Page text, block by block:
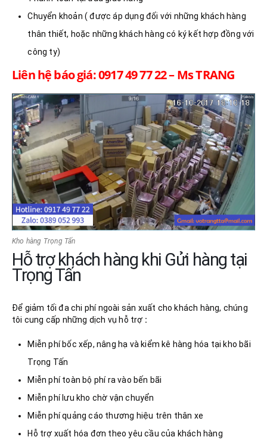
Chuyển khoản ( được áp dụng đối với những khách hàng
thân thiết, hoặc những khách hàng có ký kết hợp đồng với
công ty)
Liên hệ báo giá: 0917 49 77 22 – Ms TRANG
Kho hàng Trọng Tấn
Hỗ trợ khách hàng khi Gửi hàng tại
Trọng Tấn
Để giảm tối đa chi phí ngoài sản xuất cho khách hàng, chúng
tôi cung cấp những dịch vụ hỗ trợ :
Miễn phí bốc xếp, nâng hạ và kiểm kê hàng hóa tại kho bãi
Trọng Tấn
Miễn phí toàn bộ phí ra vào bến bãi
Miễn phí lưu kho chờ vận chuyển
Miễn phí quảng cáo thương hiệu trên thân xe
Hỗ trợ xuất hóa đơn theo yêu cầu của khách hàng